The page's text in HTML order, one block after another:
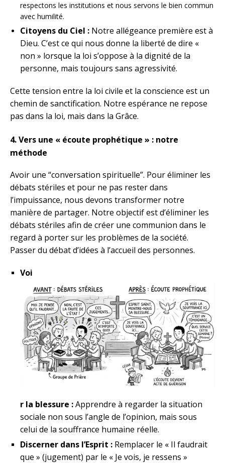
respectons les institutions et nous servons le bien commun
avec humilité.
Citoyens du Ciel : Notre allégeance première est à
Dieu. C’est ce qui nous donne la liberté de dire «
non » lorsque la loi s’oppose à la dignité de la
personne, mais toujours sans agressivité.
Cette tension entre la loi civile et la conscience est un
chemin de sanctification. Notre espérance ne repose
pas dans la loi, mais dans la Grâce.
4. Vers une « écoute prophétique » : notre
méthode
Avoir une “conversation spirituelle”. Pour éliminer les
débats stériles et pour ne pas rester dans
l’impuissance, nous devons transformer notre
manière de partager. Notre objectif est d’éliminer les
débats stériles afin de créer une communion dans le
regard à porter sur les problèmes de la société.
Passer du débat d’idées à l’accueil des personnes.
Voi
r la blessure :Apprendre à regarder la situation
sociale non sous l’angle de l’opinion, mais sous
celui de la souffrance humaine réelle.
Discerner dans l’Esprit : Remplacer le « Il faudrait
que » (jugement) par le « Je vois, je ressens »